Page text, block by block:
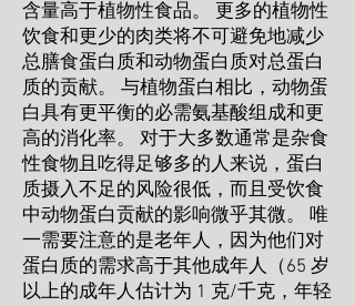
含量高于植物性食品。 更多的植物性
饮食和更少的肉类将不可避免地减少
总膳食蛋白质和动物蛋白质对总蛋白
质的贡献。 与植物蛋白相比，动物蛋
白具有更平衡的必需氨基酸组成和更
高的消化率。 对于大多数通常是杂食
性食物且吃得足够多的人来说，蛋白
质摄入不足的风险很低，而且受饮食
中动物蛋白贡献的影响微乎其微。 唯
一需要注意的是老年人，因为他们对
蛋白质的需求高于其他成年人（65 岁
以上的成年人估计为 1 克/千克，年轻